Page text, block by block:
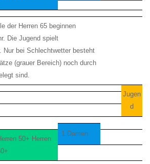
der Herren 65 beginnen
Die Jugend spielt
Nur bei Schlechtwetter besteht
(grauer Bereich) noch durch
sind.
Jugen
d
1.Damen
50+ Herren